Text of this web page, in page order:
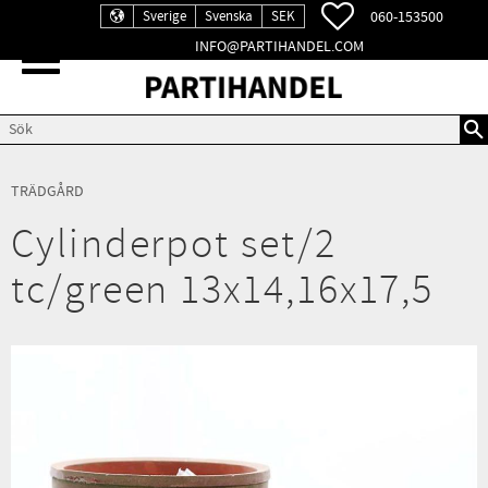
Sverige Svenska SEK FAVORITER
060-153500
INFO@PARTIHANDEL.COM
TRÄDGÅRD
Cylinderpot set/2
tc/green 13x14,16x17,5